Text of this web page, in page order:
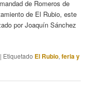
de Romeros de
de El Rubio, este
por Joaquín Sánchez
| Etiquetado El Rubio,feria y